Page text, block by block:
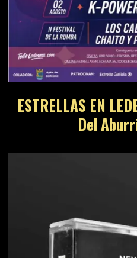
ESTRELLAS EN
Del